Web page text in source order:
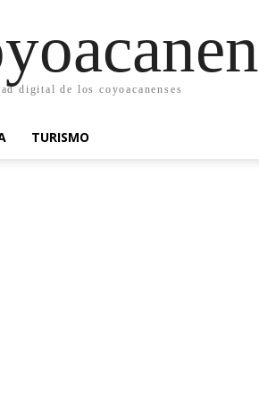
digital de los coyoacanenses
TURISMO